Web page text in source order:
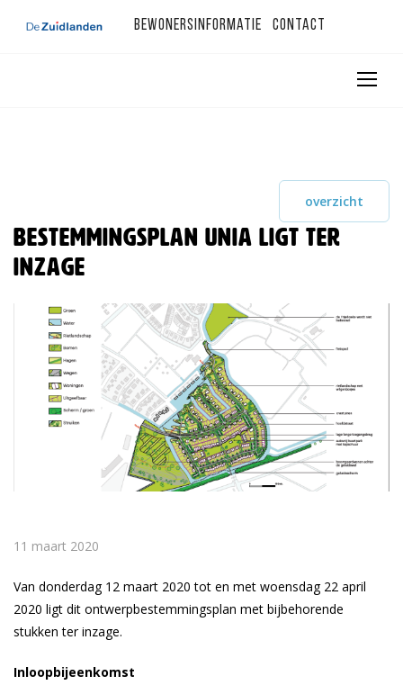
Bewonersinformatie Contact
overzicht
Bestemmingsplan Unia ligt ter
inzage
11 maart 2020
Van donderdag 12 maart 2020 tot en met woensdag 22 april
2020 ligt dit ontwerpbestemmingsplan met bijbehorende
stukken ter inzage.
Inloopbijeenkomst